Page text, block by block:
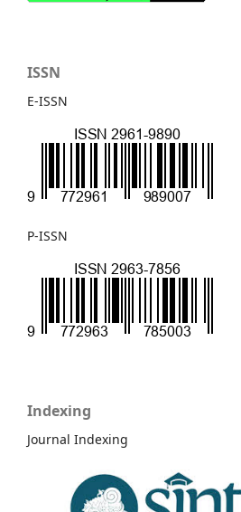
ISSN
E-ISSN
P-ISSN
Indexing
Journal Indexing